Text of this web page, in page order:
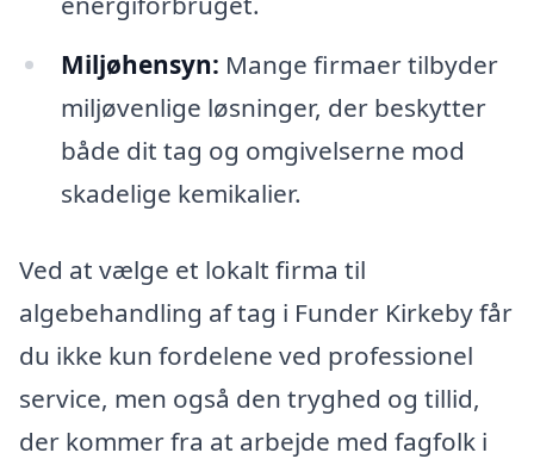
Miljøhensyn: Mange firmaer tilbyder
miljøvenlige løsninger, der beskytter
både dit tag og omgivelserne mod
skadelige kemikalier.
Ved at vælge et lokalt firma til
algebehandling af tag i Funder Kirkeby får
du ikke kun fordelene ved professionel
service, men også den tryghed og tillid,
der kommer fra at arbejde med fagfolk i